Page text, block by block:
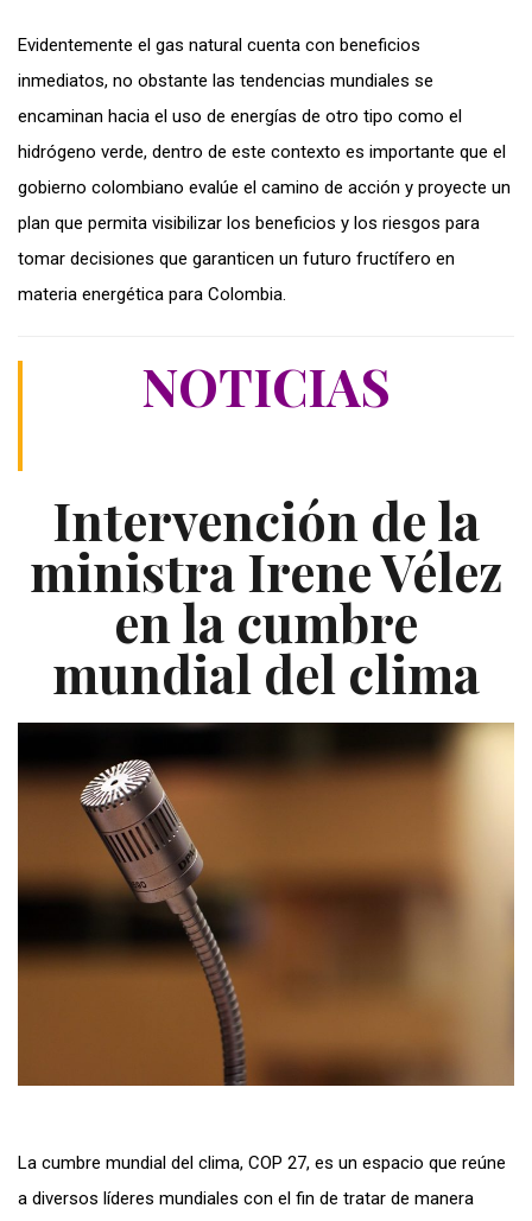
Evidentemente el gas natural cuenta con beneficios
inmediatos, no obstante las tendencias mundiales se
encaminan hacia el uso de energías de otro tipo como el
hidrógeno verde, dentro de este contexto es importante que el
gobierno colombiano evalúe el camino de acción y proyecte un
plan que permita visibilizar los beneficios y los riesgos para
tomar decisiones que garanticen un futuro fructífero en
materia energética para Colombia.
NOTICIAS
Intervención de la
ministra Irene Vélez
en la cumbre
mundial del clima
La cumbre mundial del clima, COP 27, es un espacio que reúne
a diversos líderes mundiales con el fin de tratar de manera